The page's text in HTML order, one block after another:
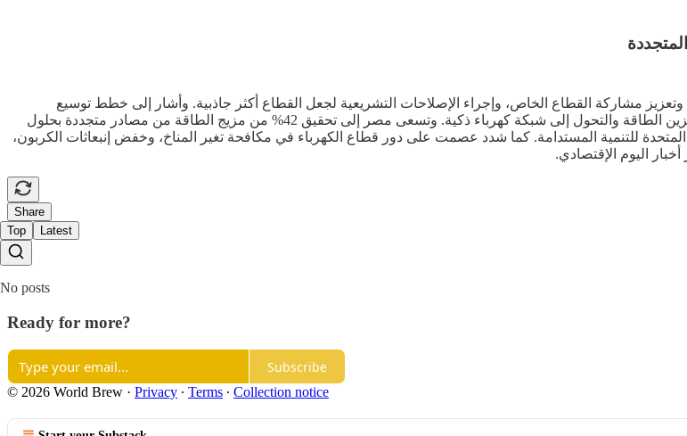
وتعزيز مشاركة القطاع الخاص، وإجراء الإصلاحات التشريعية لجعل القطاع أكثر جاذبية. وأشار إلى خطط توسيع
الإستفادة من قدرات الطاقة الشمسية والرياح بحلول عام 2030، إلى جانب دمج تقنيات تخزين الطاقة والتحول إلى شبكة كهرباء ذكية. وتسعى مصر إلى تحقيق 42% من مزيج الطاقة من مصادر متجددة بحلول
65% بحلول 2040، بما يتماشى مع رؤية مصر 2030 وأهداف الأمم المتحدة للتنمية المستدامة. كما شدد عصمت على دور قطاع الكهرباء في مكافحة تغير المناخ، وخفض إنبعاثات الكربون،
اليوم الإقتصادي.
Share
Top
Latest
No posts
Ready for more?
Subscribe
© 2026 World Brew · Privacy ∙ Terms ∙ Collection notice